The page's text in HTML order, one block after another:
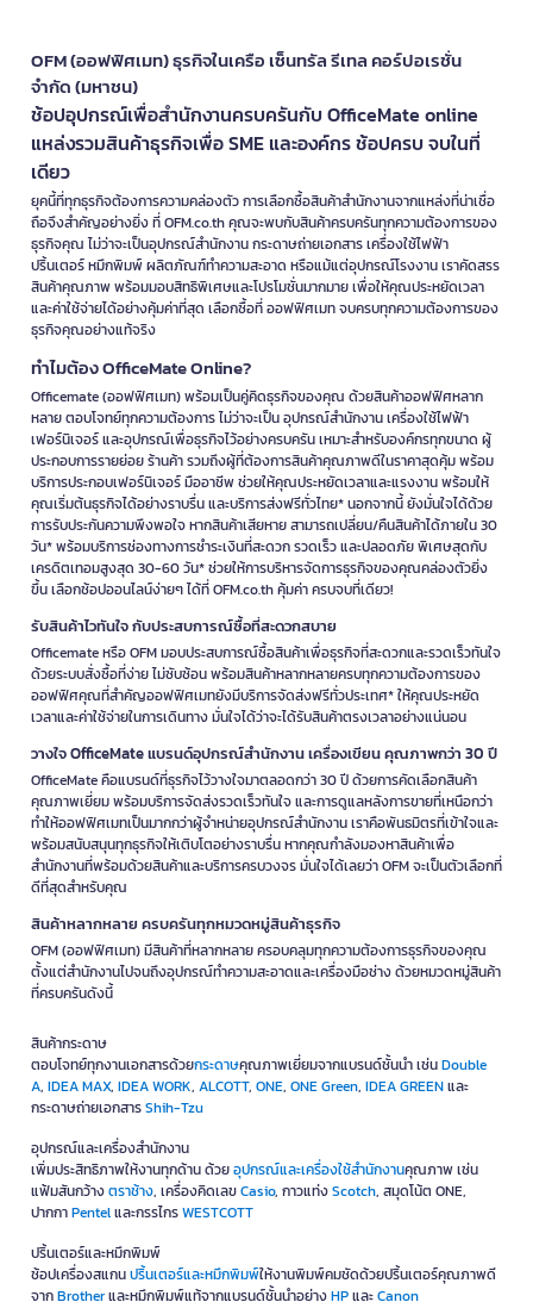
OFM (ออฟฟิศเมท) ธุรกิจในเครือ เซ็นทรัล รีเทล คอร์ปอเรชั่น
จำกัด (มหาชน)
ช้อปอุปกรณ์เพื่อสำนักงานครบครันกับ OfficeMate online
แหล่งรวมสินค้าธุรกิจเพื่อ SME และองค์กร ช้อปครบ จบในที่
เดียว
ยุคนี้ที่ทุกธุรกิจต้องการความคล่องตัว การเลือกซื้อสินค้าสำนักงานจากแหล่งที่น่าเชื่อ
ถือจึงสำคัญอย่างยิ่ง ที่ OFM.co.th คุณจะพบกับสินค้าครบครันทุกความต้องการของ
ธุรกิจคุณ ไม่ว่าจะเป็นอุปกรณ์สำนักงาน กระดาษถ่ายเอกสาร เครื่องใช้ไฟฟ้า
ปริ้นเตอร์ หมึกพิมพ์ ผลิตภัณฑ์ทำความสะอาด หรือแม้แต่อุปกรณ์โรงงาน เราคัดสรร
สินค้าคุณภาพ พร้อมมอบสิทธิพิเศษและโปรโมชั่นมากมาย เพื่อให้คุณประหยัดเวลา
และค่าใช้จ่ายได้อย่างคุ้มค่าที่สุด เลือกซื้อที่ ออฟฟิศเมท จบครบทุกความต้องการของ
ธุรกิจคุณอย่างแท้จริง
ทำไมต้อง OfficeMate Online?
Officemate (ออฟฟิศเมท) พร้อมเป็นคู่คิดธุรกิจของคุณ ด้วยสินค้าออฟฟิศหลาก
หลาย ตอบโจทย์ทุกความต้องการ ไม่ว่าจะเป็น อุปกรณ์สำนักงาน เครื่องใช้ไฟฟ้า
เฟอร์นิเจอร์ และอุปกรณ์เพื่อธุรกิจไว้อย่างครบครัน เหมาะสำหรับองค์กรทุกขนาด ผู้
ประกอบการรายย่อย ร้านค้า รวมถึงผู้ที่ต้องการสินค้าคุณภาพดีในราคาสุดคุ้ม พร้อม
บริการประกอบเฟอร์นิเจอร์ มืออาชีพ ช่วยให้คุณประหยัดเวลาและแรงงาน พร้อมให้
คุณเริ่มต้นธุรกิจได้อย่างราบรื่น และบริการส่งฟรีทั่วไทย* นอกจากนี้ ยังมั่นใจได้ด้วย
การรับประกันความพึงพอใจ หากสินค้าเสียหาย สามารถเปลี่ยน/คืนสินค้าได้ภายใน 30
วัน* พร้อมบริการช่องทางการชำระเงินที่สะดวก รวดเร็ว และปลอดภัย พิเศษสุดกับ
เครดิตเทอมสูงสุด 30-60 วัน* ช่วยให้การบริหารจัดการธุรกิจของคุณคล่องตัวยิ่ง
ขึ้น เลือกช้อปออนไลน์ง่ายๆ ได้ที่ OFM.co.th คุ้มค่า ครบจบที่เดียว!
รับสินค้าไวทันใจ กับประสบการณ์ซื้อที่สะดวกสบาย
Officemate หรือ OFM มอบประสบการณ์ซื้อสินค้าเพื่อธุรกิจที่สะดวกและรวดเร็วทันใจ
ด้วยระบบสั่งซื้อที่ง่าย ไม่ซับซ้อน พร้อมสินค้าหลากหลายครบทุกความต้องการของ
ออฟฟิศคุณที่สำคัญออฟฟิศเมทยังมีบริการจัดส่งฟรีทั่วประเทศ* ให้คุณประหยัด
เวลาและค่าใช้จ่ายในการเดินทาง มั่นใจได้ว่าจะได้รับสินค้าตรงเวลาอย่างแน่นอน
วางใจ OfficeMate แบรนด์อุปกรณ์สำนักงาน เครื่องเขียน คุณภาพกว่า 30 ปี
OfficeMate คือแบรนด์ที่ธุรกิจไว้วางใจมาตลอดกว่า 30 ปี ด้วยการคัดเลือกสินค้า
คุณภาพเยี่ยม พร้อมบริการจัดส่งรวดเร็วทันใจ และการดูแลหลังการขายที่เหนือกว่า
ทำให้ออฟฟิศเมทเป็นมากกว่าผู้จำหน่ายอุปกรณ์สำนักงาน เราคือพันธมิตรที่เข้าใจและ
พร้อมสนับสนุนทุกธุรกิจให้เติบโตอย่างราบรื่น หากคุณกำลังมองหาสินค้าเพื่อ
สำนักงานที่พร้อมด้วยสินค้าและบริการครบวงจร มั่นใจได้เลยว่า OFM จะเป็นตัวเลือกที่
ดีที่สุดสำหรับคุณ
สินค้าหลากหลาย ครบครันทุกหมวดหมู่สินค้าธุรกิจ
OFM (ออฟฟิศเมท) มีสินค้าที่หลากหลาย ครอบคลุมทุกความต้องการธุรกิจของคุณ
ตั้งแต่สำนักงานไปจนถึงอุปกรณ์ทำความสะอาดและเครื่องมือช่าง ด้วยหมวดหมู่สินค้า
ที่ครบครันดังนี้
สินค้ากระดาษ
ตอบโจทย์ทุกงานเอกสารด้วยกระดาษคุณภาพเยี่ยมจากแบรนด์ชั้นนำ เช่นDouble
A, IDEA MAX, IDEA WORK, ALCOTT, ONE, ONE Green, IDEA GREENและ
กระดาษถ่ายเอกสารShih-Tzu
อุปกรณ์และเครื่องสำนักงาน
เพิ่มประสิทธิภาพให้งานทุกด้าน ด้วยอุปกรณ์และเครื่องใช้สำนักงานคุณภาพ เช่น
แฟ้มสันกว้างตราช้าง, เครื่องคิดเลขCasio, กาวแท่งScotch, สมุดโน้ต ONE,
ปากกาPentelและกรรไกรWESTCOTT
ปริ้นเตอร์และหมึกพิมพ์
ช้อปเครื่องสแกนปริ้นเตอร์และหมึกพิมพ์ให้งานพิมพ์คมชัดด้วยปริ้นเตอร์คุณภาพดี
จากBrotherและหมึกพิมพ์แท้จากแบรนด์ชั้นนำอย่างHPและCanon